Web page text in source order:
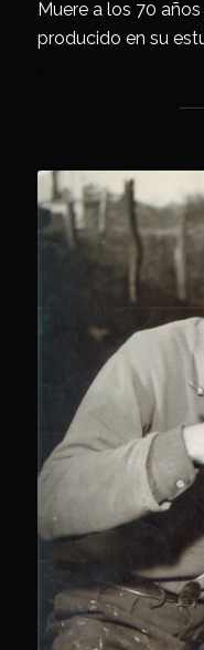
Muere a los 70
producido en su